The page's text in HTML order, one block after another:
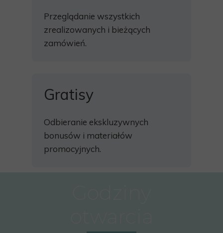
Gratisy
Odbieranie ekskluzywnych
bonusów i materiałów
promocyjnych.
Przeglądanie wszystkich
zrealizowanych i bieżących
zamówień.